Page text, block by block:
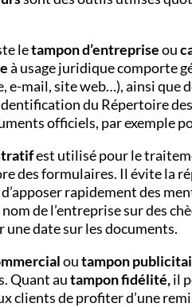
letampon d’entrepriseou
à usage juridique comporte
e-mail, site web…), ainsi
du Répertoire
officiels, par exemple
est utilisé pour le
des formulaires. Il évite la
rapidement des
de l’entreprise sur des
une date sur les documents.
outampon
Quant autampon fidélité,il
clients de profiter d’une